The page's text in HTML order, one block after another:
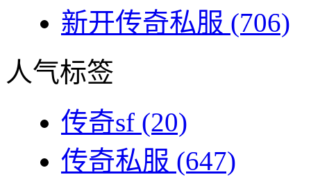
新开传奇私服 (706)
人气标签
传奇sf (20)
传奇私服 (647)